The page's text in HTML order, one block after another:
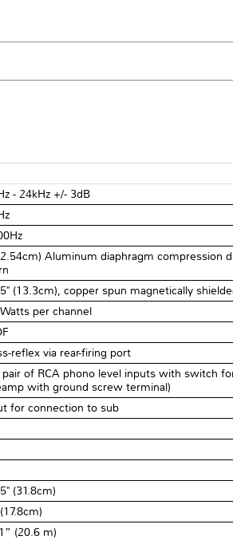
- 24kHz +/- 3dB
Aluminum diaphragm compression
(13.3cm), copper spun magnetically
per channel
reflex via rear-firing port
pair of RCA phono level inputs with switch
with ground screw terminal)
for connection to sub
(31.8cm)
(20.6 m)